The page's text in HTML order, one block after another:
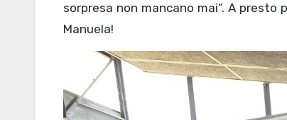
sorpresa non mancano mai”. A
Manuela!